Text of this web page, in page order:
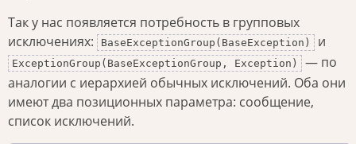
Так у нас появляется потребность в групповых
исключениях:
BaseExceptionGroup(BaseException) и
ExceptionGroup(BaseExceptionGroup, Exception)
— по
аналогии с иерархией обычных исключений. Оба они
имеют два позиционных параметра: сообщение,
список исключений.